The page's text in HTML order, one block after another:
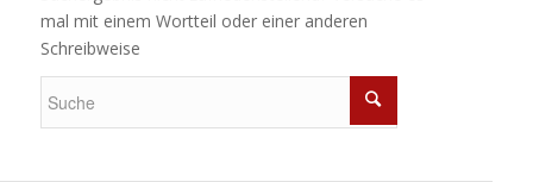
mal mit einem Wortteil oder einer anderen
Schreibweise